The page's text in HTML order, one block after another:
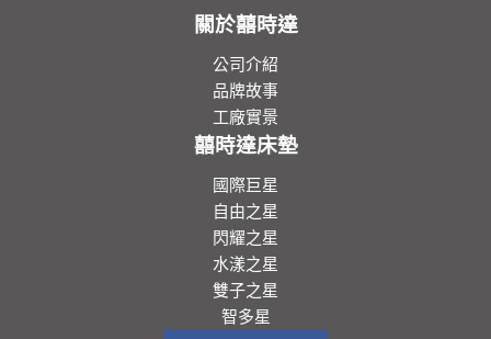
關於囍時達
公司介紹
品牌故事
工廠實景
囍時達床墊
國際巨星
自由之星
閃耀之星
水漾之星
雙子之星
智多星